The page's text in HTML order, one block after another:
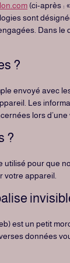
(ci-après :
sont
Dans le
?
envoyé avec
Les
lors d’une
?
utilisé pour que
votre appareil.
est un petit
données